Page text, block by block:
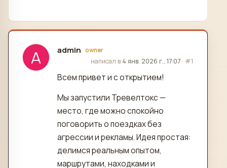
A admin owner
отредактировано
написал в 4 янв. 2026 г., 17:07 · #1
Всем привет и с открытием!
Мы запустили Тревелтокс —
место, где можно спокойно
поговорить о поездках без
агрессии и рекламы. Идея простая:
делимся реальным опытом,
маршрутами, находками и